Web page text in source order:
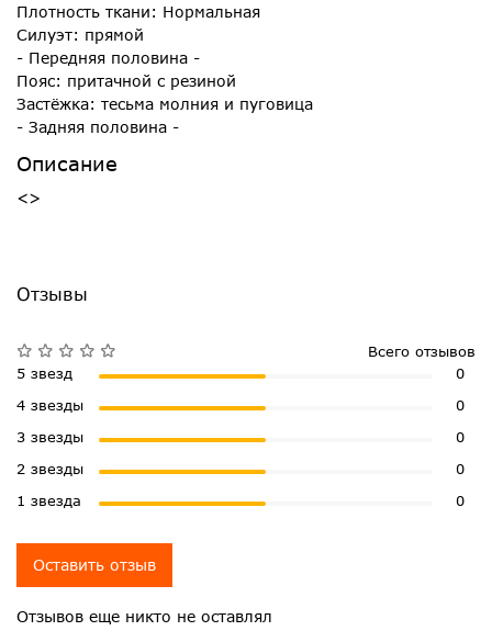
Плотность ткани: Нормальная
Силуэт: прямой
- Передняя половина -
Пояс: притачной с резиной
Застёжка: тесьма молния и пуговица
- Задняя половина -
Описание
<>
Отзывы
Отзывов еще никто не оставлял
Всего отзывов
5 звезд
0
4 звезды
0
3 звезды
0
2 звезды
0
1 звезда
0
Оставить отзыв